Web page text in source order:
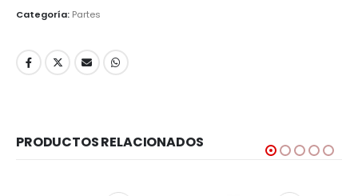
Categoría: Partes
PRODUCTOS RELACIONADOS